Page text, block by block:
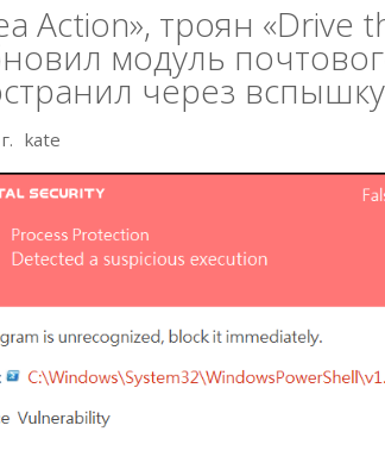
Action», троян «Drive
модуль
через
kate